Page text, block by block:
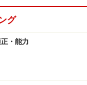
グ
・能力